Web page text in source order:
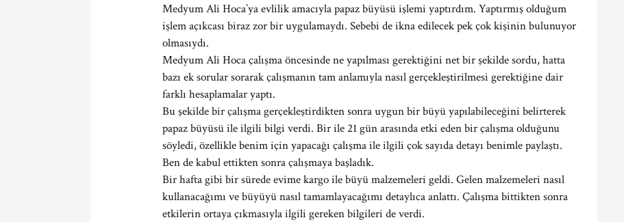
Medyum Ali Hoca’ya evlilik amacıyla papaz büyüsü işlemi yaptırdım. Yaptırmış olduğum
işlem açıkcası biraz zor bir uygulamaydı. Sebebi de ikna edilecek pek çok kişinin bulunuyor
olmasıydı.
Medyum Ali Hoca çalışma öncesinde ne yapılması gerektiğini net bir şekilde sordu, hatta
bazı ek sorular sorarak çalışmanın tam anlamıyla nasıl gerçekleştirilmesi gerektiğine dair
farklı hesaplamalar yaptı.
Bu şekilde bir çalışma gerçekleştirdikten sonra uygun bir büyü yapılabileceğini belirterek
papaz büyüsü ile ilgili bilgi verdi. Bir ile 21 gün arasında etki eden bir çalışma olduğunu
söyledi, özellikle benim için yapacağı çalışma ile ilgili çok sayıda detayı benimle paylaştı.
Ben de kabul ettikten sonra çalışmaya başladık.
Bir hafta gibi bir sürede evime kargo ile büyü malzemeleri geldi. Gelen malzemeleri nasıl
kullanacağımı ve büyüyü nasıl tamamlayacağımı detaylıca anlattı. Çalışma bittikten sonra
etkilerin ortaya çıkmasıyla ilgili gereken bilgileri de verdi.